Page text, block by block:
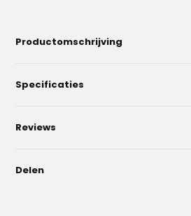
Productomschrijving
Specificaties
Reviews
Delen